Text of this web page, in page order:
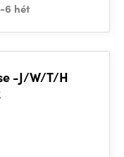
6 hét
-J/W/T/H